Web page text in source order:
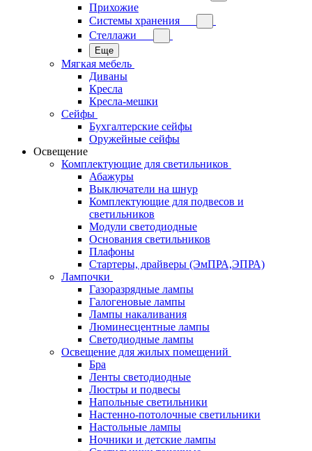
Прихожие
Системы хранения
Стеллажи
Еще
Мягкая мебель
Диваны
Кресла
Кресла-мешки
Сейфы
Бухгалтерские сейфы
Оружейные сейфы
Освещение
Комплектующие для светильников
Абажуры
Выключатели на шнур
Комплектующие для подвесов и
светильников
Модули светодиодные
Основания светильников
Плафоны
Стартеры, драйверы (ЭмПРА,ЭПРА)
Лампочки
Газоразрядные лампы
Галогеновые лампы
Лампы накаливания
Люминесцентные лампы
Светодиодные лампы
Освещение для жилых помещений
Бра
Ленты светодиодные
Люстры и подвесы
Напольные светильники
Настенно-потолочные светильники
Настольные лампы
Ночники и детские лампы